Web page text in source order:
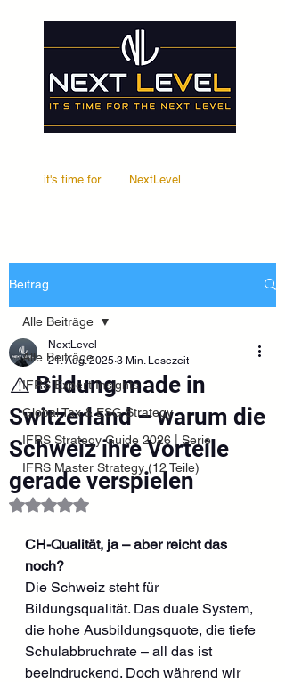
it's time for NextLevel
Beitrag
Alle Beiträge
IFRS Expert Insights
Global Tax & ESG Strategy
IFRS Strategy Guide 2026 | Serie
IFRS Master Strategy (12 Teile)
Alle Beiträge
⚠️ Bildung made in
Switzerland – warum die
Schweiz ihre Vorteile
gerade verspielen
NextLevel
21. Aug. 2025 3 Min. Lesezeit
Mit NaN von 5 Sternen bewertet.
CH-Qualität, ja – aber reicht das
noch?
Die Schweiz steht für
Bildungsqualität. Das duale System,
die hohe Ausbildungsquote, die tiefe
Schulabbruchrate – all das ist
beeindruckend. Doch während wir